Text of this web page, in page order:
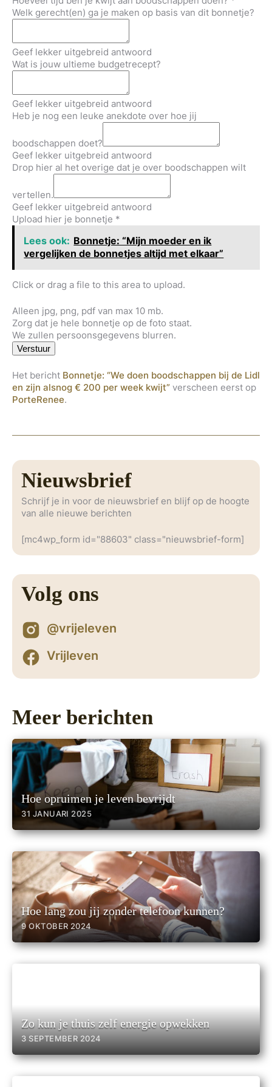
Welk gerecht(en) ga je maken op basis van dit bonnetje?
Geef lekker uitgebreid antwoord
Wat is jouw ultieme budgetrecept?
Geef lekker uitgebreid antwoord
Heb je nog een leuke anekdote over hoe jij
boodschappen doet?
Geef lekker uitgebreid antwoord
Drop hier al het overige dat je over boodschappen wilt
vertellen.
Geef lekker uitgebreid antwoord
Upload hier je bonnetje *
Lees ook: Bonnetje: “Mijn moeder en ik
vergelijken de bonnetjes altijd met elkaar”
Click or drag a file to this area to upload.
Alleen jpg, png, pdf van max 10 mb.
Zorg dat je hele bonnetje op de foto staat.
We zullen persoonsgegevens blurren.
Verstuur
Het bericht Bonnetje: “We doen boodschappen bij de Lidl
en zijn alsnog € 200 per week kwijt” verscheen eerst op
PorteRenee.
Nieuwsbrief
Schrijf je in voor de nieuwsbrief en blijf op de hoogte
van alle nieuwe berichten
[mc4wp_form id="88603" class="nieuwsbrief-form]
Volg ons
@vrijeleven
Vrijleven
Meer berichten
Hoe opruimen je leven bevrijdt
31 JANUARI 2025
Hoe lang zou jij zonder telefoon kunnen?
9 OKTOBER 2024
Zo kun je thuis zelf energie opwekken
3 SEPTEMBER 2024